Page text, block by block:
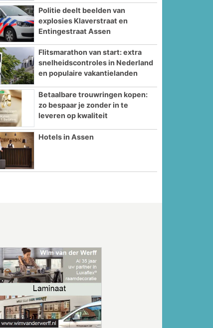
Politie deelt beelden van
explosies Klaverstraat en
Entingestraat Assen
Flitsmarathon van start: extra
snelheidscontroles in Nederland
en populaire vakantielanden
Betaalbare trouwringen kopen:
zo bespaar je zonder in te
leveren op kwaliteit
Hotels in Assen